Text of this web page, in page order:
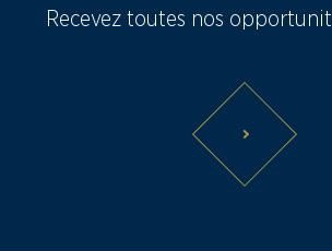
Recevez toutes nos